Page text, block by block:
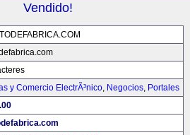
Vendido!
y Comercio ElectrÃ³nico, Negocios, Portales